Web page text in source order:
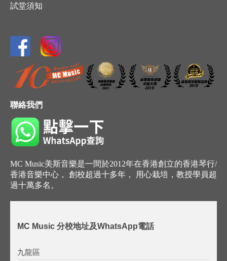
試堂須知
聯絡我們
MC Music美斯音樂是一間於2012年在香港創立的香港琴行/
香港音樂中心， 創校超過十多年， 用心栽培，教授學員超
過十萬多名。
MC Music 分校地址及WhatsApp電話
九龍區